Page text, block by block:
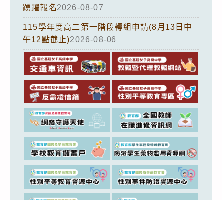
踴躍報名2026-08-07
115學年度高二第一階段轉組申請(8月13日中
午12點截止)2026-08-06